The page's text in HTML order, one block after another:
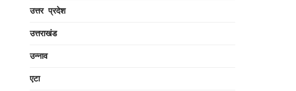
उत्तर प्रदेश
उत्तराखंड
उन्नाव
एटा